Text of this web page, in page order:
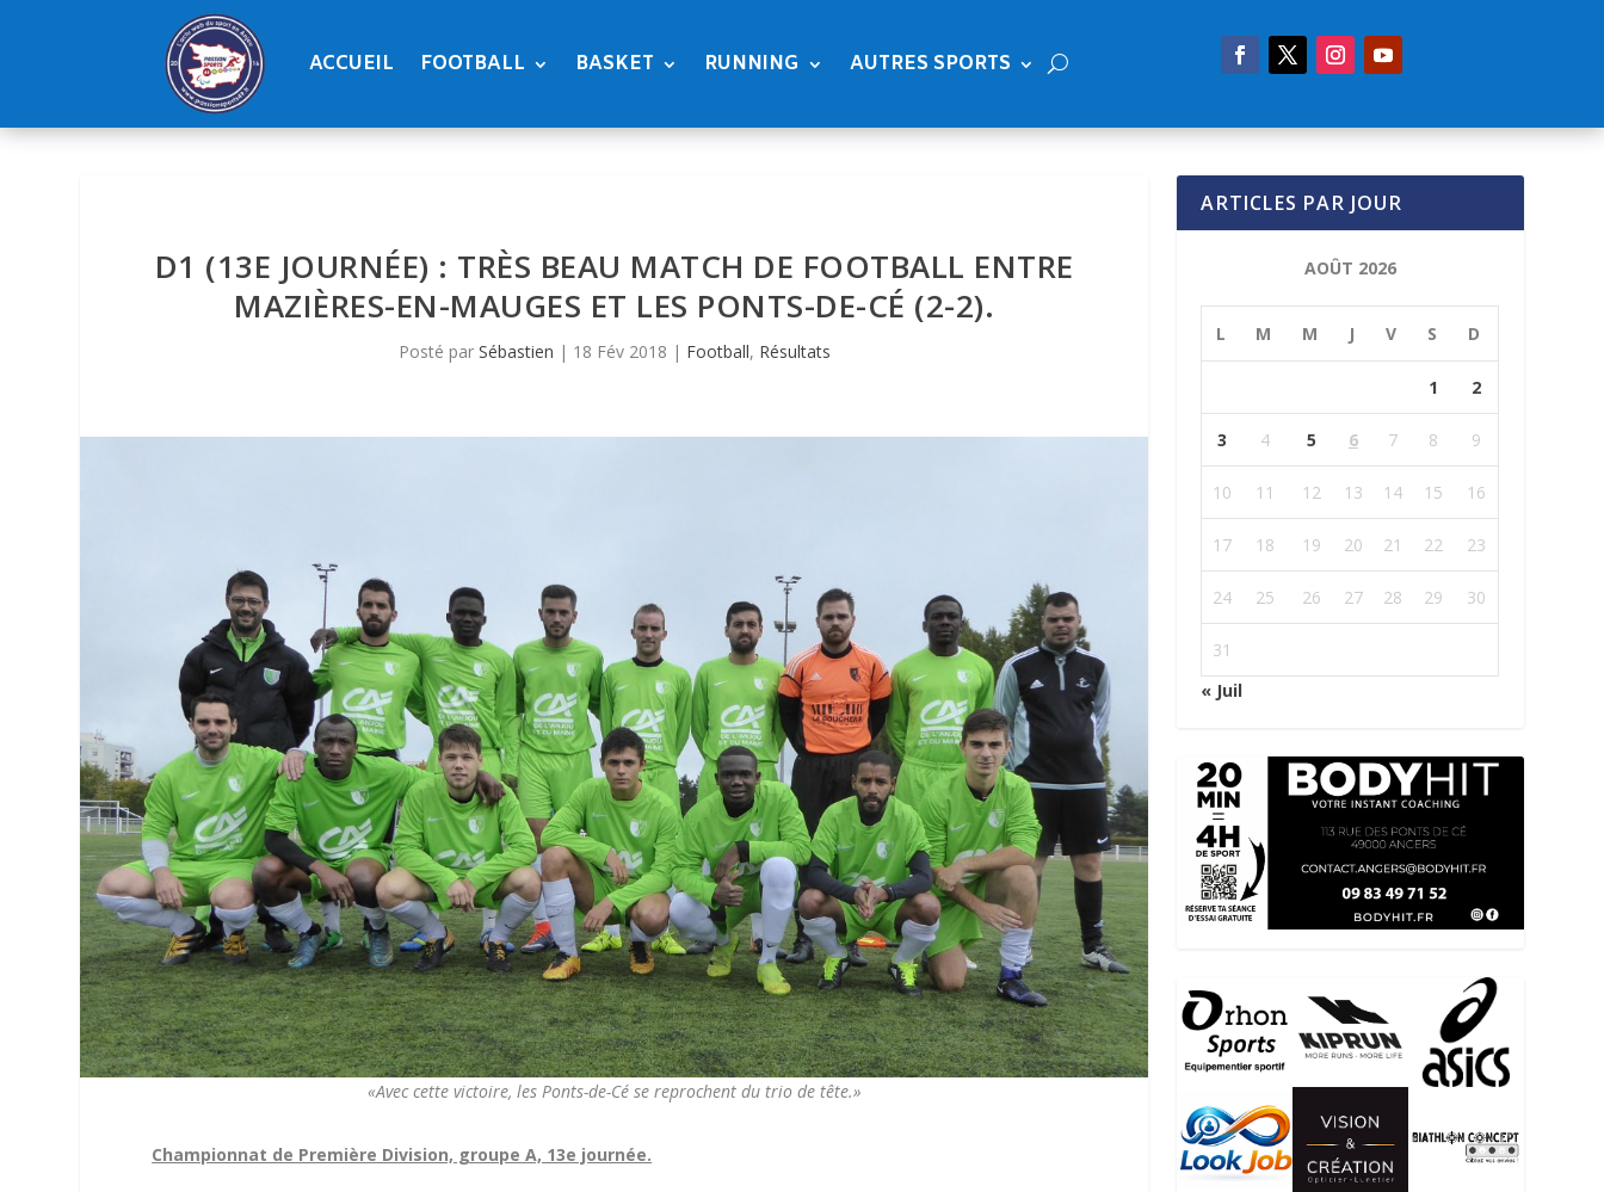
ACCUEIL FOOTBALL BASKET RUNNING AUTRES SPORTS
D1 (13E JOURNÉE) : TRÈS BEAU MATCH DE FOOTBALL ENTRE
MAZIÈRES-EN-MAUGES ET LES PONTS-DE-CÉ (2-2).
Posté par Sébastien | 18 Fév 2018 | Football, Résultats
«Avec cette victoire, les Ponts-de-Cé se reprochent du trio de tête.»
Championnat de Première Division, groupe A, 13e journée.
ARTICLES PAR JOUR
AOÛT 2026
L M M J V S D
1 2
3 4 5 6 7 8 9
10 11 12 13 14 15 16
17 18 19 20 21 22 23
24 25 26 27 28 29 30
31
« Juil